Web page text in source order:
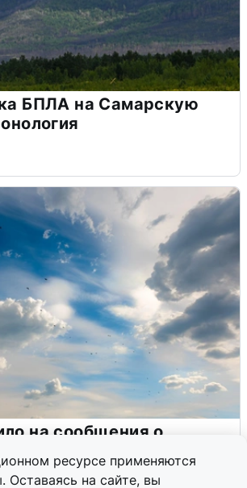
ресурсе применяются
Оставаясь на сайте, вы
БПЛА на Самарскую
на сообщения о